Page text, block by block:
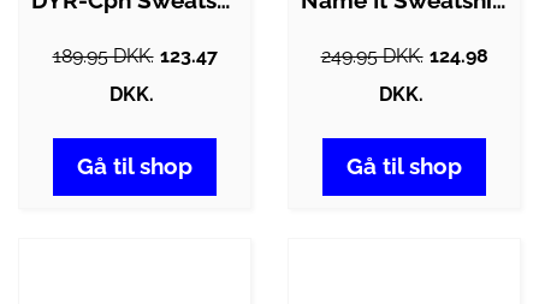
189.95 DKK. 123.47
DKK.
Gå til shop
249.95 DKK. 124.98
DKK.
Gå til shop